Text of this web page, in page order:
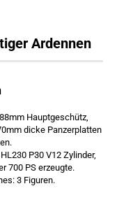
Ardennen
Hauptgeschütz,
dicke Panzerplatten
P30 V12 Zylinder,
700 PS erzeugte.
3 Figuren.